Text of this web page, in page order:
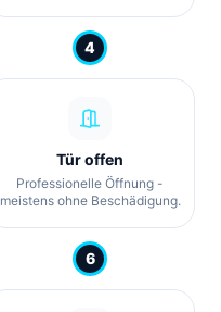
4
Tür offen
Professionelle Öffnung -
meistens ohne Beschädigung.
6